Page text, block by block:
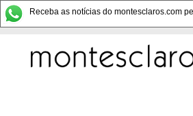
Receba as notícias do montesclaros.com